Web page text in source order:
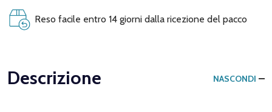
Reso facile entro 14 giorni dalla ricezione del pacco
Descrizione NASCONDI